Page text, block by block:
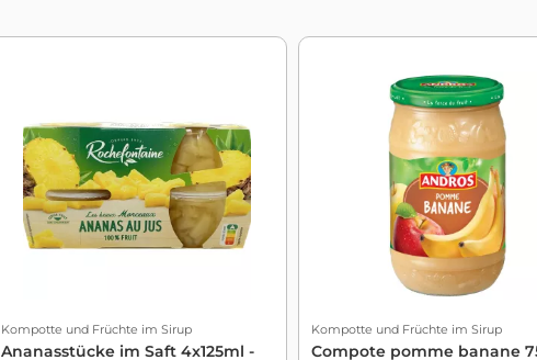
Kompotte und Früchte im Sirup
Ananasstücke im Saft 4x125ml -
Kompotte und Früchte im Sirup
Compote pomme banane